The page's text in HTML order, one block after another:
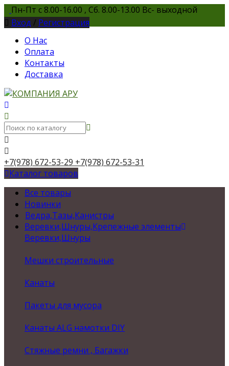
Пн-Пт с 8.00-16.00 , Сб. 8.00-13.00 Вс- выходной
Вход / Регистрация
О Нас
Оплата
Контакты
Доставка
+7(978) 672-53-29 +7(978) 672-53-31
Каталог товаров
Все товары
Новинки
Ведра,Тазы,Канистры
Веревки,Шнуры,Крепежные элементы
Веревки,Шнуры
Мешки строительные
Канаты
Пакеты для мусора
Канаты ALG намотки DIY
Стяжные ремни , Багажки